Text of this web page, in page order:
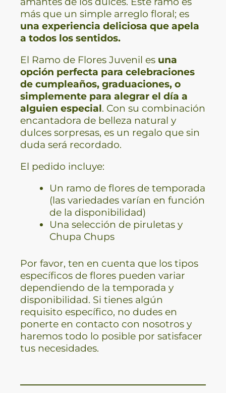
más que un simple arreglo floral; es
una experiencia deliciosa que apela
a todos los sentidos.
El Ramo de Flores Juvenil es una
opción perfecta para celebraciones
de cumpleaños, graduaciones, o
simplemente para alegrar el día a
alguien especial. Con su combinación
encantadora de belleza natural y
dulces sorpresas, es un regalo que sin
duda será recordado.
El pedido incluye:
Un ramo de flores de temporada
(las variedades varían en función
de la disponibilidad)
Una selección de piruletas y
Chupa Chups
Por favor, ten en cuenta que los tipos
específicos de flores pueden variar
dependiendo de la temporada y
disponibilidad. Si tienes algún
requisito específico, no dudes en
ponerte en contacto con nosotros y
haremos todo lo posible por satisfacer
tus necesidades.